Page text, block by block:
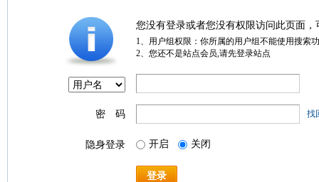
您没有登录或者您没有权限访问此页面
1、用户组权限：你所属的用户组不能使用搜索
2、您还不是站点会员,请先登录站点
密 码 找
隐身登录 开启 关闭
登录